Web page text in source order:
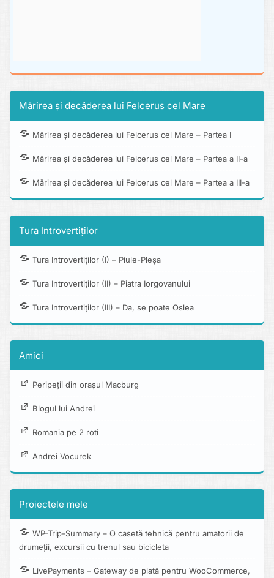
Mărirea și decăderea lui Felcerus cel Mare
Mărirea și decăderea lui Felcerus cel Mare – Partea I
Mărirea și decăderea lui Felcerus cel Mare – Partea a II-a
Mărirea și decăderea lui Felcerus cel Mare – Partea a III-a
Tura Introvertiților
Tura Introvertiților (I) – Piule-Pleșa
Tura Introvertiților (II) – Piatra Iorgovanului
Tura Introvertiților (III) – Da, se poate Oslea
Amici
Peripeții din orașul Macburg
Blogul lui Andrei
Romania pe 2 roti
Andrei Vocurek
Proiectele mele
WP-Trip-Summary – O casetă tehnică pentru amatorii de
drumeții, excursii cu trenul sau bicicleta
LivePayments – Gateway de plată pentru WooCommerce,